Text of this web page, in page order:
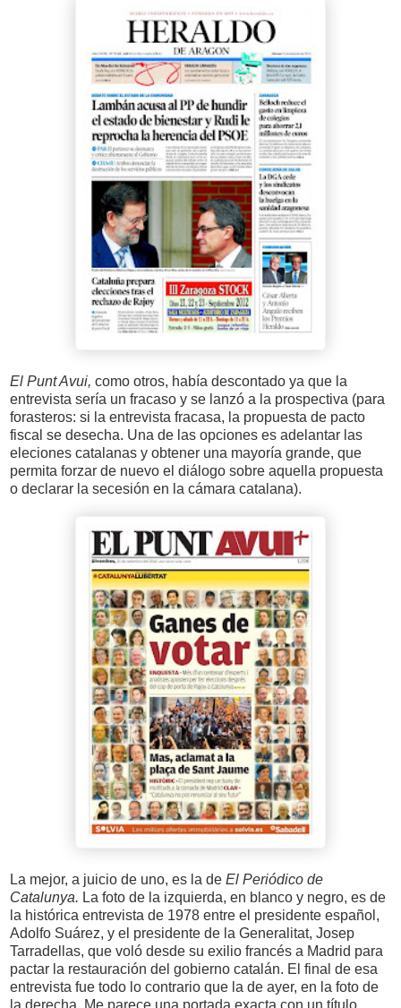
El Punt Avui, como otros, había descontado ya que la
entrevista sería un fracaso y se lanzó a la prospectiva (para
forasteros: si la entrevista fracasa, la propuesta de pacto
fiscal se desecha. Una de las opciones es adelantar las
eleciones catalanas y obtener una mayoría grande, que
permita forzar de nuevo el diálogo sobre aquella propuesta
o declarar la secesión en la cámara catalana).
La mejor, a juicio de uno, es la de El Periódico de
Catalunya. La foto de la izquierda, en blanco y negro, es de
la histórica entrevista de 1978 entre el presidente español,
Adolfo Suárez, y el presidente de la Generalitat, Josep
Tarradellas, que voló desde su exilio francés a Madrid para
pactar la restauración del gobierno catalán. El final de esa
entrevista fue todo lo contrario que la de ayer, en la foto de
la derecha. Me parece una portada exacta con un título